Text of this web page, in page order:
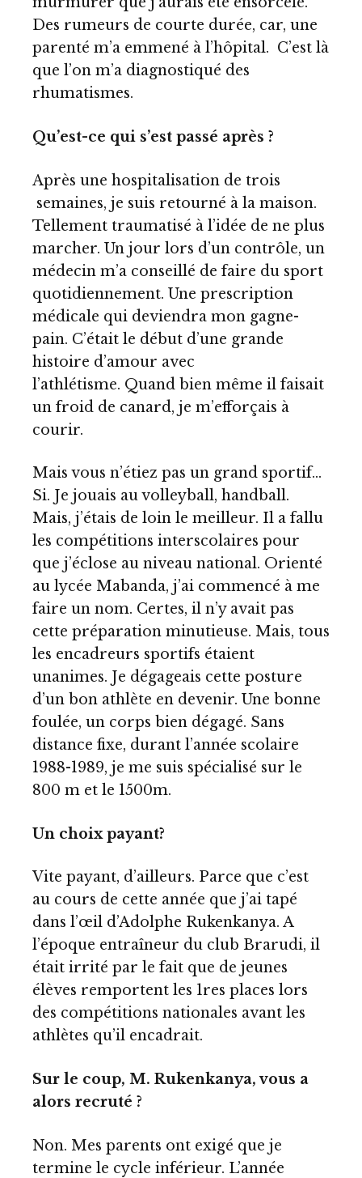
Des rumeurs de courte durée, car, une
parenté m’a emmené à l’hôpital. C’est là
que l’on m’a diagnostiqué des
rhumatismes.
Qu’est-ce qui s’est passé après ?
Après une hospitalisation de trois
semaines, je suis retourné à la maison.
Tellement traumatisé à l’idée de ne plus
marcher. Un jour lors d’un contrôle, un
médecin m’a conseillé de faire du sport
quotidiennement. Une prescription
médicale qui deviendra mon gagne-
pain. C’était le début d’une grande
histoire d’amour avec
l’athlétisme. Quand bien même il faisait
un froid de canard, je m’efforçais à
courir.
Mais vous n’étiez pas un grand sportif…
Si. Je jouais au volleyball, handball.
Mais, j’étais de loin le meilleur. Il a fallu
les compétitions interscolaires pour
que j’éclose au niveau national. Orienté
au lycée Mabanda, j’ai commencé à me
faire un nom. Certes, il n’y avait pas
cette préparation minutieuse. Mais, tous
les encadreurs sportifs étaient
unanimes. Je dégageais cette posture
d’un bon athlète en devenir. Une bonne
foulée, un corps bien dégagé. Sans
distance fixe, durant l’année scolaire
1988-1989, je me suis spécialisé sur le
800 m et le 1500m.
Un choix payant?
Vite payant, d’ailleurs. Parce que c’est
au cours de cette année que j’ai tapé
dans l’œil d’Adolphe Rukenkanya. A
l’époque entraîneur du club Brarudi, il
était irrité par le fait que de jeunes
élèves remportent les 1res places lors
des compétitions nationales avant les
athlètes qu’il encadrait.
Sur le coup, M. Rukenkanya, vous a
alors recruté ?
Non. Mes parents ont exigé que je
termine le cycle inférieur. L’année